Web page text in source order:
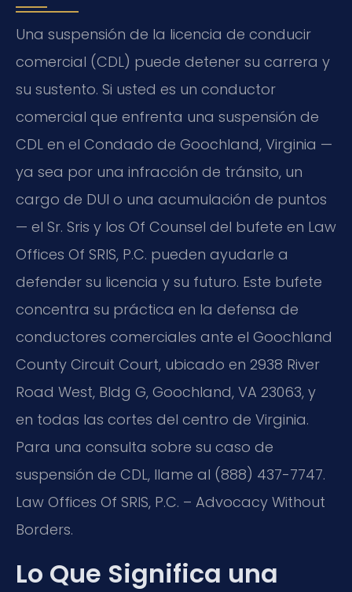
Una suspensión de la licencia de conducir
comercial (CDL) puede detener su carrera y
su sustento. Si usted es un conductor
comercial que enfrenta una suspensión de
CDL en el Condado de Goochland, Virginia —
ya sea por una infracción de tránsito, un
cargo de DUI o una acumulación de puntos
— el Sr. Sris y los Of Counsel del bufete en Law
Offices Of SRIS, P.C. pueden ayudarle a
defender su licencia y su futuro. Este bufete
concentra su práctica en la defensa de
conductores comerciales ante el Goochland
County Circuit Court, ubicado en 2938 River
Road West, Bldg G, Goochland, VA 23063, y
en todas las cortes del centro de Virginia.
Para una consulta sobre su caso de
suspensión de CDL, llame al (888) 437-7747.
Law Offices Of SRIS, P.C. – Advocacy Without
Borders.
Lo Que Significa una